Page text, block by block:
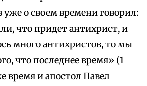
уже о своем времени говорил:
что придет антихрист, и
много антихристов, то мы
что последнее время» (1
время и апостол Павел